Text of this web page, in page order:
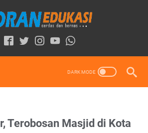
Terobosan Masjid di Kota